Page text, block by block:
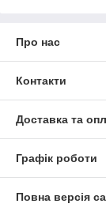
Про нас
Контакти
Доставка та
Графік роботи
Повна версія